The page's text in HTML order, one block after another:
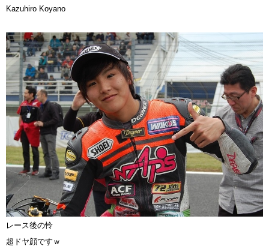
Kazuhiro Koyano
レース後の怜
超ドヤ顔ですｗ